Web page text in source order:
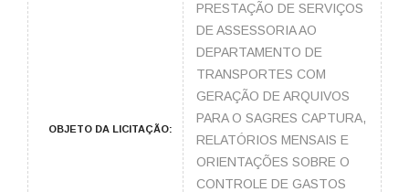
OBJETO DA LICITAÇÃO:
PRESTAÇÃO DE SERVIÇOS
DE ASSESSORIA AO
DEPARTAMENTO DE
TRANSPORTES COM
GERAÇÃO DE ARQUIVOS
PARA O SAGRES CAPTURA,
RELATÓRIOS MENSAIS E
ORIENTAÇÕES SOBRE O
CONTROLE DE GASTOS